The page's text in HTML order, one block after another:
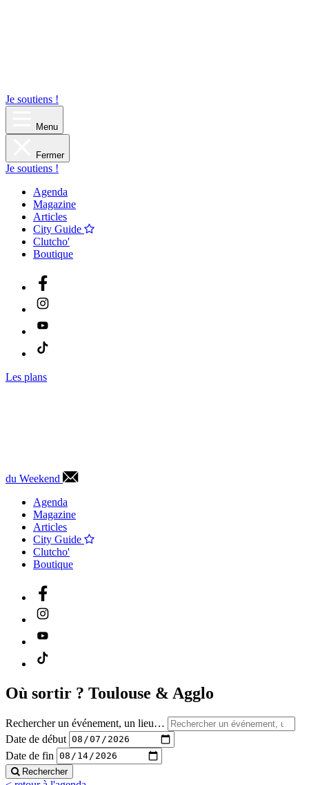
Je soutiens !
Menu
Fermer
Je soutiens !
Agenda
Magazine
Articles
City Guide
Clutcho'
Boutique
Les plans
du Weekend
Agenda
Magazine
Articles
City Guide
Clutcho'
Boutique
Où sortir ? Toulouse & Agglo
Rechercher un événement, un lieu…
Date de début
Date de fin
Rechercher